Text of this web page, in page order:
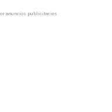
anuncios publicitarios